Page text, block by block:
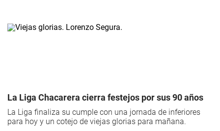
La Liga Chacarera cierra festejos por sus 90 años
La Liga finaliza su cumple con una jornada de inferiores
para hoy y un cotejo de viejas glorias para mañana.